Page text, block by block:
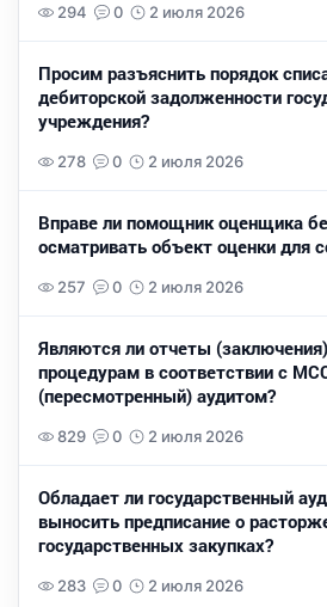
294 0 2 июля 2026
Просим разъяснить порядок
дебиторской задолженности
учреждения?
278 0 2 июля 2026
Вправе ли помощник оценщика
осматривать объект оценки для
257 0 2 июля 2026
Являются ли отчеты
процедурам в соответствии с
(пересмотренный) аудитом?
829 0 2 июля 2026
Обладает ли государственный
выносить предписание о
государственных закупках?
283 0 2 июля 2026